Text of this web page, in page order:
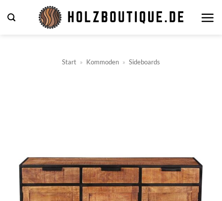
Inhalt
Start » Kommoden » Sideboards